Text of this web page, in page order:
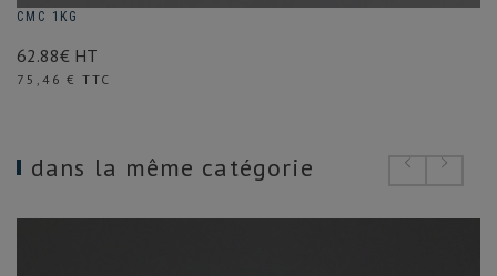
CMC 1KG
62.88€ HT
Prix
75,46 € TTC
dans la même catégorie